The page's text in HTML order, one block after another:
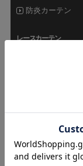
防炎カーテン
レースカーテン
オーダーカーテン
カフェカーテン
シェード